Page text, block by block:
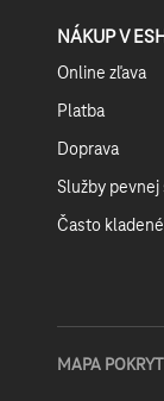
NÁKUP V
Online zľava
Platba
Doprava
Služby pevnej
Často
MAPA